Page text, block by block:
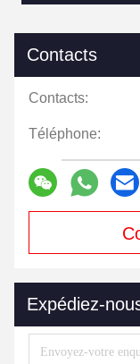
Contacts
Contacts:
Téléphone:
Expédiez-